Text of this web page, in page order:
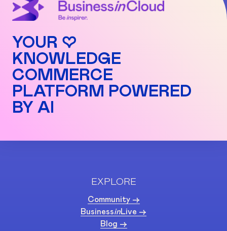
YOUR ♡
KNOWLEDGE
COMMERCE
PLATFORM POWERED
BY AI
EXPLORE
Community ->
BusinessinLive ->
Blog ->